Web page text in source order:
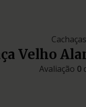
Cachaças
Velho
Avaliação 0